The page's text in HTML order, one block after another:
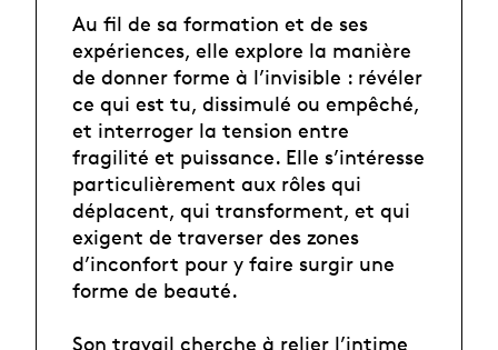
Au fil de sa formation et de ses
expériences, elle explore la manière
de donner forme à l’invisible : révéler
ce qui est tu, dissimulé ou empêché,
et interroger la tension entre
fragilité et puissance. Elle s’intéresse
particulièrement aux rôles qui
déplacent, qui transforment, et qui
exigent de traverser des zones
d’inconfort pour y faire surgir une
forme de beauté.
Son travail cherche à relier l’intime